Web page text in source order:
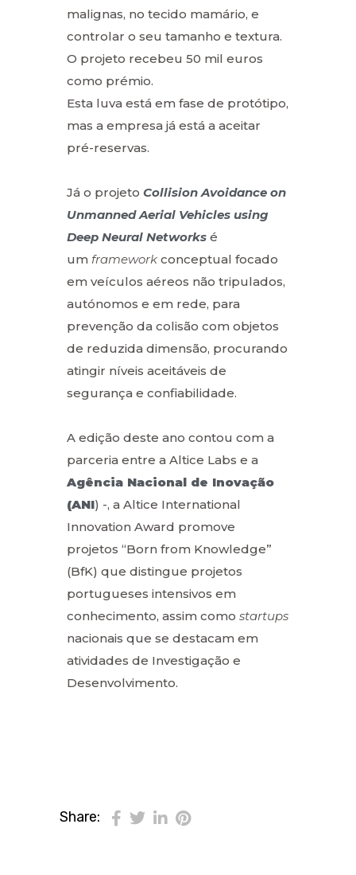
malignas, no tecido mamário, e
controlar o seu tamanho e textura.
O projeto recebeu 50 mil euros
como prémio.
Esta luva está em fase de protótipo,
mas a empresa já está a aceitar
pré-reservas.
Já o projeto Collision Avoidance on
Unmanned Aerial Vehicles using
Deep Neural Networks é
um framework conceptual focado
em veículos aéreos não tripulados,
autónomos e em rede, para
prevenção da colisão com objetos
de reduzida dimensão, procurando
atingir níveis aceitáveis de
segurança e confiabilidade.
A edição deste ano contou com a
parceria entre a Altice Labs e a
Agência Nacional de Inovação
(ANI) -, a Altice International
Innovation Award promove
projetos “Born from Knowledge”
(BfK) que distingue projetos
portugueses intensivos em
conhecimento, assim como startups
nacionais que se destacam em
atividades de Investigação e
Desenvolvimento.
Share: